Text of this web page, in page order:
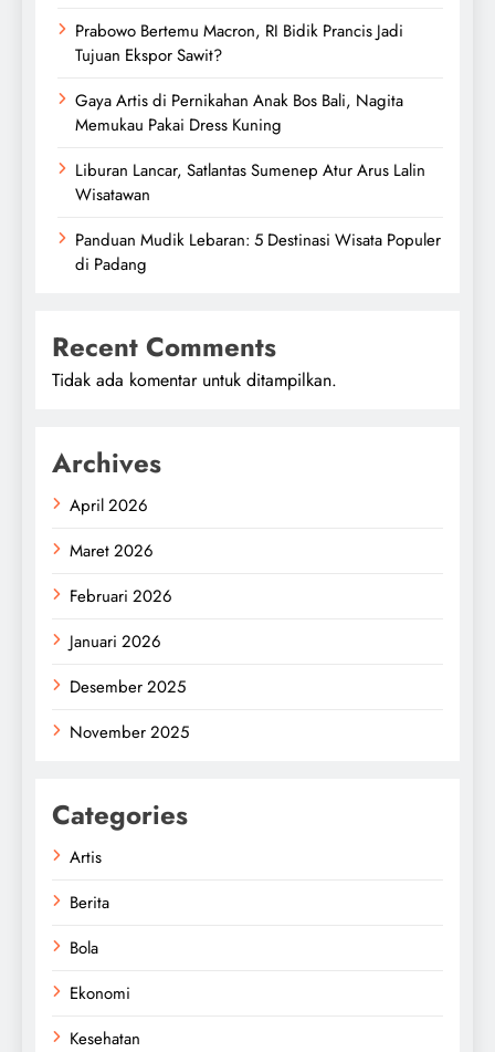
Prabowo Bertemu Macron, RI Bidik Prancis Jadi
Tujuan Ekspor Sawit?
Gaya Artis di Pernikahan Anak Bos Bali, Nagita
Memukau Pakai Dress Kuning
Liburan Lancar, Satlantas Sumenep Atur Arus Lalin
Wisatawan
Panduan Mudik Lebaran: 5 Destinasi Wisata Populer
di Padang
Recent Comments
Tidak ada komentar untuk ditampilkan.
Archives
April 2026
Maret 2026
Februari 2026
Januari 2026
Desember 2025
November 2025
Categories
Artis
Berita
Bola
Ekonomi
Kesehatan